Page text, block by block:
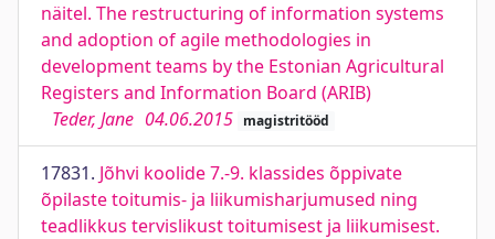
näitel. The restructuring of information systems
and adoption of agile methodologies in
development teams by the Estonian Agricultural
Registers and Information Board (ARIB)
Teder, Jane 04.06.2015 magistritööd
17831. Jõhvi koolide 7.-9. klassides õppivate
õpilaste toitumis- ja liikumisharjumused ning
teadlikkus tervislikust toitumisest ja liikumisest.